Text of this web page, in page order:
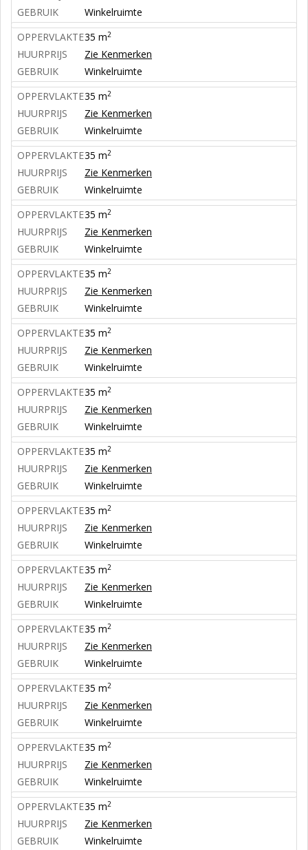
GEBRUIK
Winkelruimte
OPPERVLAKTE35 m2
HUURPRIJS
Zie Kenmerken
GEBRUIK
Winkelruimte
OPPERVLAKTE35 m2
HUURPRIJS
Zie Kenmerken
GEBRUIK
Winkelruimte
OPPERVLAKTE35 m2
HUURPRIJS
Zie Kenmerken
GEBRUIK
Winkelruimte
OPPERVLAKTE35 m2
HUURPRIJS
Zie Kenmerken
GEBRUIK
Winkelruimte
OPPERVLAKTE35 m2
HUURPRIJS
Zie Kenmerken
GEBRUIK
Winkelruimte
OPPERVLAKTE35 m2
HUURPRIJS
Zie Kenmerken
GEBRUIK
Winkelruimte
OPPERVLAKTE35 m2
HUURPRIJS
Zie Kenmerken
GEBRUIK
Winkelruimte
OPPERVLAKTE35 m2
HUURPRIJS
Zie Kenmerken
GEBRUIK
Winkelruimte
OPPERVLAKTE35 m2
HUURPRIJS
Zie Kenmerken
GEBRUIK
Winkelruimte
OPPERVLAKTE35 m2
HUURPRIJS
Zie Kenmerken
GEBRUIK
Winkelruimte
OPPERVLAKTE35 m2
HUURPRIJS
Zie Kenmerken
GEBRUIK
Winkelruimte
OPPERVLAKTE35 m2
HUURPRIJS
Zie Kenmerken
GEBRUIK
Winkelruimte
OPPERVLAKTE35 m2
HUURPRIJS
Zie Kenmerken
GEBRUIK
Winkelruimte
OPPERVLAKTE35 m2
HUURPRIJS
Zie Kenmerken
GEBRUIK
Winkelruimte